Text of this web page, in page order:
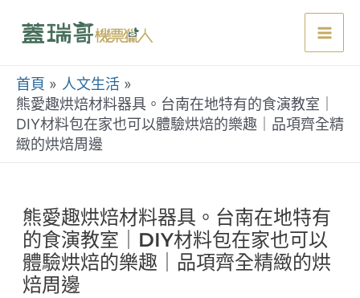
首頁
人文生活
熊愛趣烘焙材料器具。台南在地特有的食演教室｜
DIY材料包在家也可以體驗烘焙的樂趣｜品項齊全精
緻的烘焙周邊
熊愛趣烘焙材料器具。台南在地特有
的食演教室｜DIY材料包在家也可以
體驗烘焙的樂趣｜品項齊全精緻的烘
焙周邊